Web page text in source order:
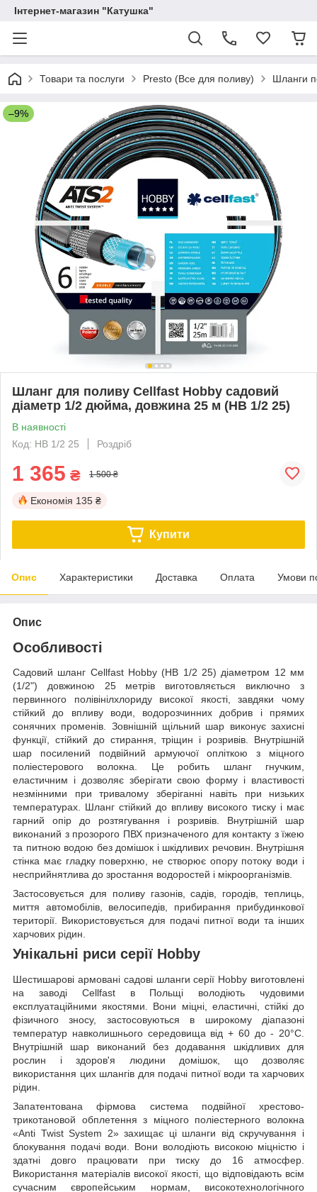
Інтернет-магазин "Катушка"
Товари та послуги Presto (Все для поливу) Шланги
–9%
Шланг для поливу Cellfast Hobby садовий
діаметр 1/2 дюйма, довжина 25 м (HB 1/2 25)
В наявності
Код: HB 1/2 25
Роздріб
1 365 ₴ 1 500 ₴
Економія 135 ₴
Купити
Опис Характеристики Доставка Оплата Умови
Опис
Особливості
Садовий шланг Cellfast Hobby (HB 1/2 25) діаметром 12 мм
(1/2") довжиною 25 метрів виготовляється виключно з
первинного полівінілхлориду високої якості, завдяки чому
стійкий до впливу води, водорозчинних добрив і прямих
сонячних променів. Зовнішній щільний шар виконує захисні
функції, стійкий до стирання, тріщин і розривів. Внутрішній
шар посилений подвійний армуючої опліткою з міцного
поліестерового волокна. Це робить шланг гнучким,
еластичним і дозволяє зберігати свою форму і властивості
незмінними при тривалому зберіганні навіть при низьких
температурах. Шланг стійкий до впливу високого тиску і має
гарний опір до розтягування і розривів. Внутрішній шар
виконаний з прозорого ПВХ призначеного для контакту з їжею
та питною водою без домішок і шкідливих речовин. Внутрішня
стінка має гладку поверхню, не створює опору потоку води і
несприйнятлива до зростання водоростей і мікроорганізмів.
Застосовується для поливу газонів, садів, городів, теплиць,
миття автомобілів, велосипедів, прибирання прибудинкової
території. Використовується для подачі питної води та інших
харчових рідин.
Унікальні риси серії Hobby
Шестишарові армовані садові шланги серії Hobby виготовлені
на заводі Cellfast в Польщі володіють чудовими
експлуатаційними якостями. Вони міцні, еластичні, стійкі до
фізичного зносу, застосовуються в широкому діапазоні
температур навколишнього середовища від + 60 до - 20°C.
Внутрішній шар виконаний без додавання шкідливих для
рослин і здоров'я людини домішок, що дозволяє
використання цих шлангів для подачі питної води та харчових
рідин.
Запатентована фірмова система подвійної хрестово-
трикотановой обплетення з міцного поліестерного волокна
«Anti Twist System 2» захищає ці шланги від скручування і
блокування подачі води. Вони володіють високою міцністю і
здатні довго працювати при тиску до 16 атмосфер.
Використання матеріалів високої якості, що відповідають всім
сучасним європейським нормам, високотехнологічного